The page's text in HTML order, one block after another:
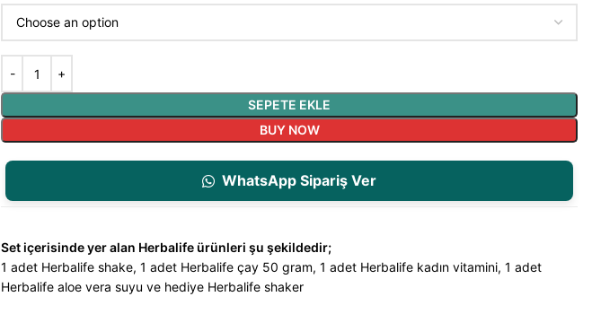
SEPETE EKLE
BUY NOW
WhatsApp Sipariş Ver
Set içerisinde yer alan Herbalife ürünleri şu şekildedir;
1 adet Herbalife shake, 1 adet Herbalife çay 50 gram, 1 adet Herbalife kadın vitamini, 1 adet
Herbalife aloe vera suyu ve hediye Herbalife shaker